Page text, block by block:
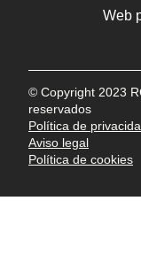
Web
© Copyright 2023
reservados
Política de
Aviso legal
Política de cookies